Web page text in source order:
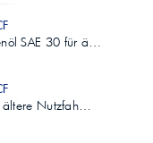
SAE 30 für ä…
ältere Nutzfah…